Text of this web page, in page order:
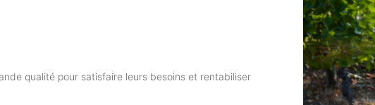
qualité pour satisfaire leurs besoins et rentabiliser